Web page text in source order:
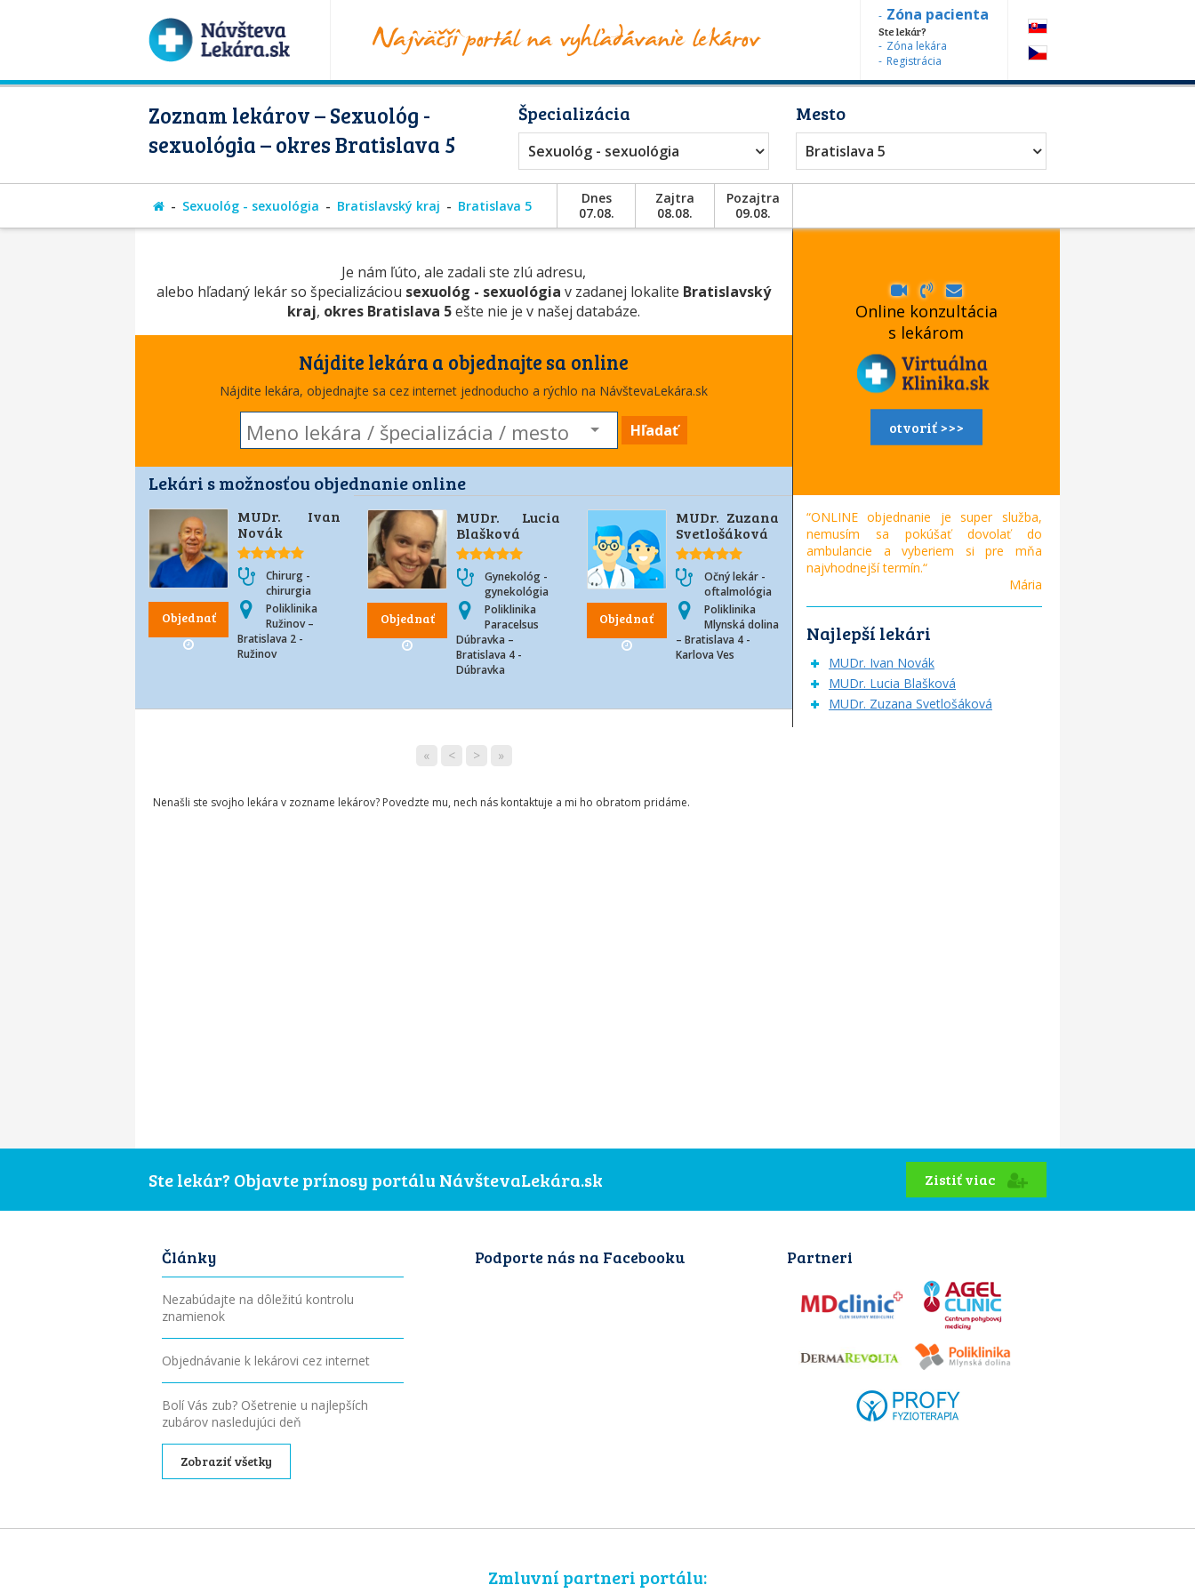
Zóna pacienta
Ste lekár?
Zóna lekára
Registrácia
Zoznam lekárov – Sexuológ -
sexuológia – okres Bratislava 5
Špecializácia
Sexuológ - sexuológia
Mesto
Bratislava 5
Sexuológ - sexuológia Bratislavský kraj Bratislava 5
Dnes
07.08.
Zajtra
08.08.
Pozajtra
09.08.
Je nám ľúto, ale zadali ste zlú adresu,
alebo hľadaný lekár so špecializáciou sexuológ - sexuológia v zadanej lokalite Bratislavský
kraj, okres Bratislava 5ešte nie je v našej databáze.
Nájdite lekára a objednajte sa online
Nájdite lekára, objednajte sa cez internet jednoducho a rýchlo na NávštevaLekára.sk
Hľadať
Lekári s možnosťou objednanie online
Objednať
MUDr. Ivan
Novák
Chirurg -
chirurgia
Poliklinika
Ružinov –
Bratislava 2 -
Ružinov
Objednať
MUDr. Lucia
Blašková
Gynekológ -
gynekológia
Poliklinika
Paracelsus
Dúbravka –
Bratislava 4 -
Dúbravka
Objednať
MUDr. Zuzana
Svetlošáková
Očný lekár -
oftalmológia
Poliklinika
Mlynská dolina
– Bratislava 4 -
Karlova Ves
« < > »
Nenašli ste svojho lekára v zozname lekárov? Povedzte mu, nech nás kontaktuje a mi ho obratom pridáme.
Online konzultácia
s lekárom
otvoriť >>>
“ONLINE objednanie je super služba,
nemusím sa pokúšať dovolať do
ambulancie a vyberiem si pre mňa
najvhodnejší termín.“
Mária
Najlepší lekári
MUDr. Ivan Novák
MUDr. Lucia Blašková
MUDr. Zuzana Svetlošáková
Ste lekár? Objavte prínosy portálu NávštevaLekára.sk Zistiť viac
Články
Nezabúdajte na dôležitú kontrolu
znamienok
Objednávanie k lekárovi cez internet
Bolí Vás zub? Ošetrenie u najlepších
zubárov nasledujúci deň
Zobraziť všetky
Podporte nás na Facebooku Partneri
Zmluvní partneri portálu: